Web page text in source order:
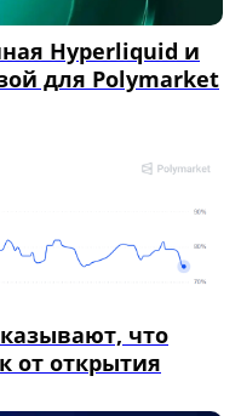
Hyperliquid и
для Polymarket
что
от открытия